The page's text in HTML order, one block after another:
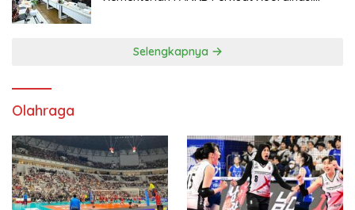
Selengkapnya
Olahraga